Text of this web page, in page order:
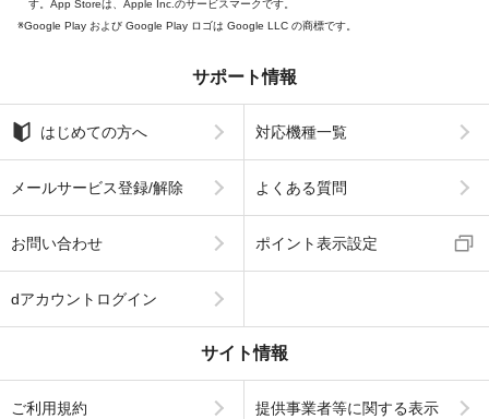
す。App Storeは、Apple Inc.のサービスマークです。
Google Play および Google Play ロゴは Google LLC の商標です。
サポート情報
はじめての方へ 対応機種一覧
メールサービス登録/解除 よくある質問
お問い合わせ ポイント表示設定
dアカウントログイン
サイト情報
ご利用規約 提供事業者等に関する表示